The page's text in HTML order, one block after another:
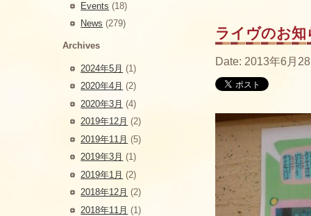
ライヴのお知
Date: 2013年6月
Events (18)
News (279)
Archives
2024年5月 (1)
2020年4月 (2)
2020年3月 (4)
2019年12月 (2)
2019年11月 (5)
2019年3月 (1)
2019年1月 (2)
2018年12月 (2)
2018年11月 (1)